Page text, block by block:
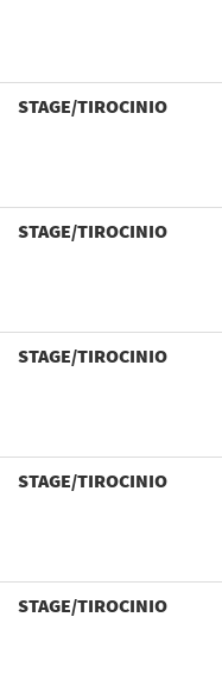
STAGE/TIROCINIO
STAGE/TIROCINIO
STAGE/TIROCINIO
STAGE/TIROCINIO
STAGE/TIROCINIO